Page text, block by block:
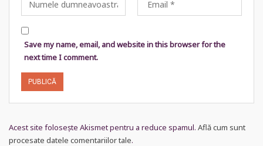
Save my name, email, and website in this browser for the
next time I comment.
Acest site folosește Akismet pentru a reduce spamul. Află cum sunt
procesate datele comentariilor tale.